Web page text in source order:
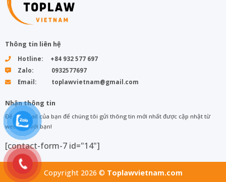
Thông tin liên hệ
Hotline: +84 932 577 697
Zalo: 0932577697
Email: toplawvietnam@gmail.com
Nhận thông tin
Để lại email của bạn để chúng tôi gửi thông tin mới nhất được cập nhật từ
web đến với bạn!
[contact-form-7 id="14"]
Copyright 2026 © Toplawvietnam.com